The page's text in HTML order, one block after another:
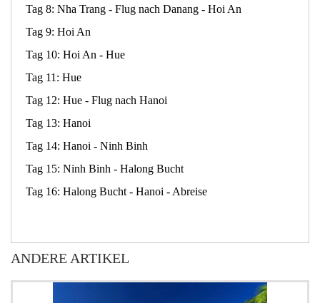
Tag 8: Nha Trang - Flug nach Danang - Hoi An
Tag 9: Hoi An
Tag 10: Hoi An - Hue
Tag 11: Hue
Tag 12: Hue - Flug nach Hanoi
Tag 13: Hanoi
Tag 14: Hanoi - Ninh Binh
Tag 15: Ninh Binh - Halong Bucht
Tag 16: Halong Bucht - Hanoi - Abreise
ANDERE ARTIKEL